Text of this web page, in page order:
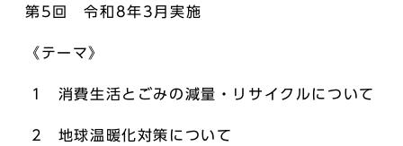
第5回 令和8年3月実施
《テーマ》
1 消費生活とごみの減量・リサイクルについて
2 地球温暖化対策について